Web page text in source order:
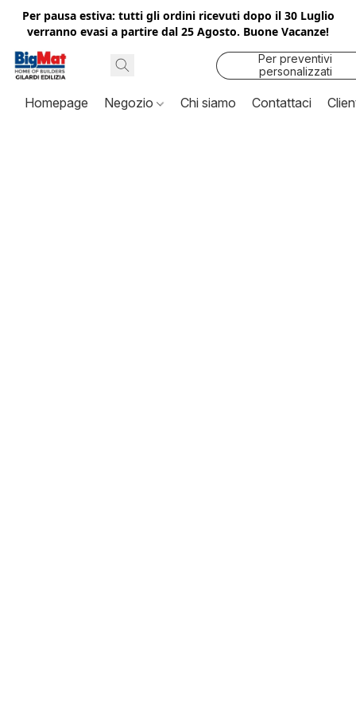
Per pausa estiva: tutti gli ordini ricevuti dopo il 30 Luglio
verranno evasi a partire dal 25 Agosto. Buone Vacanze!
Per preventivi
personalizzati
contattaci
Homepage Negozio Chi siamo Contattaci